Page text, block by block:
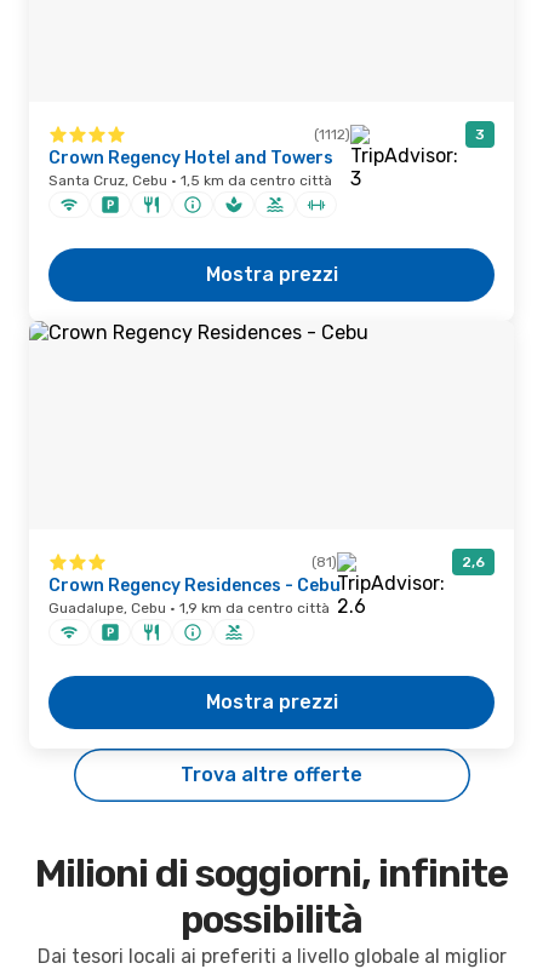
(1112) 3
Crown Regency Hotel and Towers
Santa Cruz, Cebu · 1,5 km da centro città
Mostra prezzi
(81) 2,6
Crown Regency Residences - Cebu
Guadalupe, Cebu · 1,9 km da centro città
Mostra prezzi
Trova altre offerte
Milioni di soggiorni, infinite
possibilità
Dai tesori locali ai preferiti a livello globale al miglior